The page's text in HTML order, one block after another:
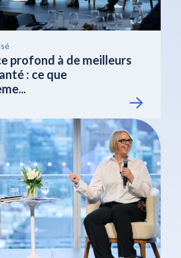
profond à de meilleurs
: ce que